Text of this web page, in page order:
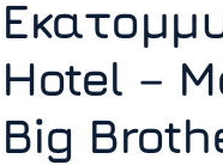
Hotel –
Big